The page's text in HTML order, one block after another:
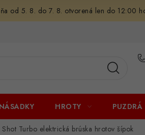
od 5. 8. do 7. 8. otvorená len do 12:00
NÁSADKY HROTY PUZDRÁ
Shot Turbo elektrická brúska hrotov šípok